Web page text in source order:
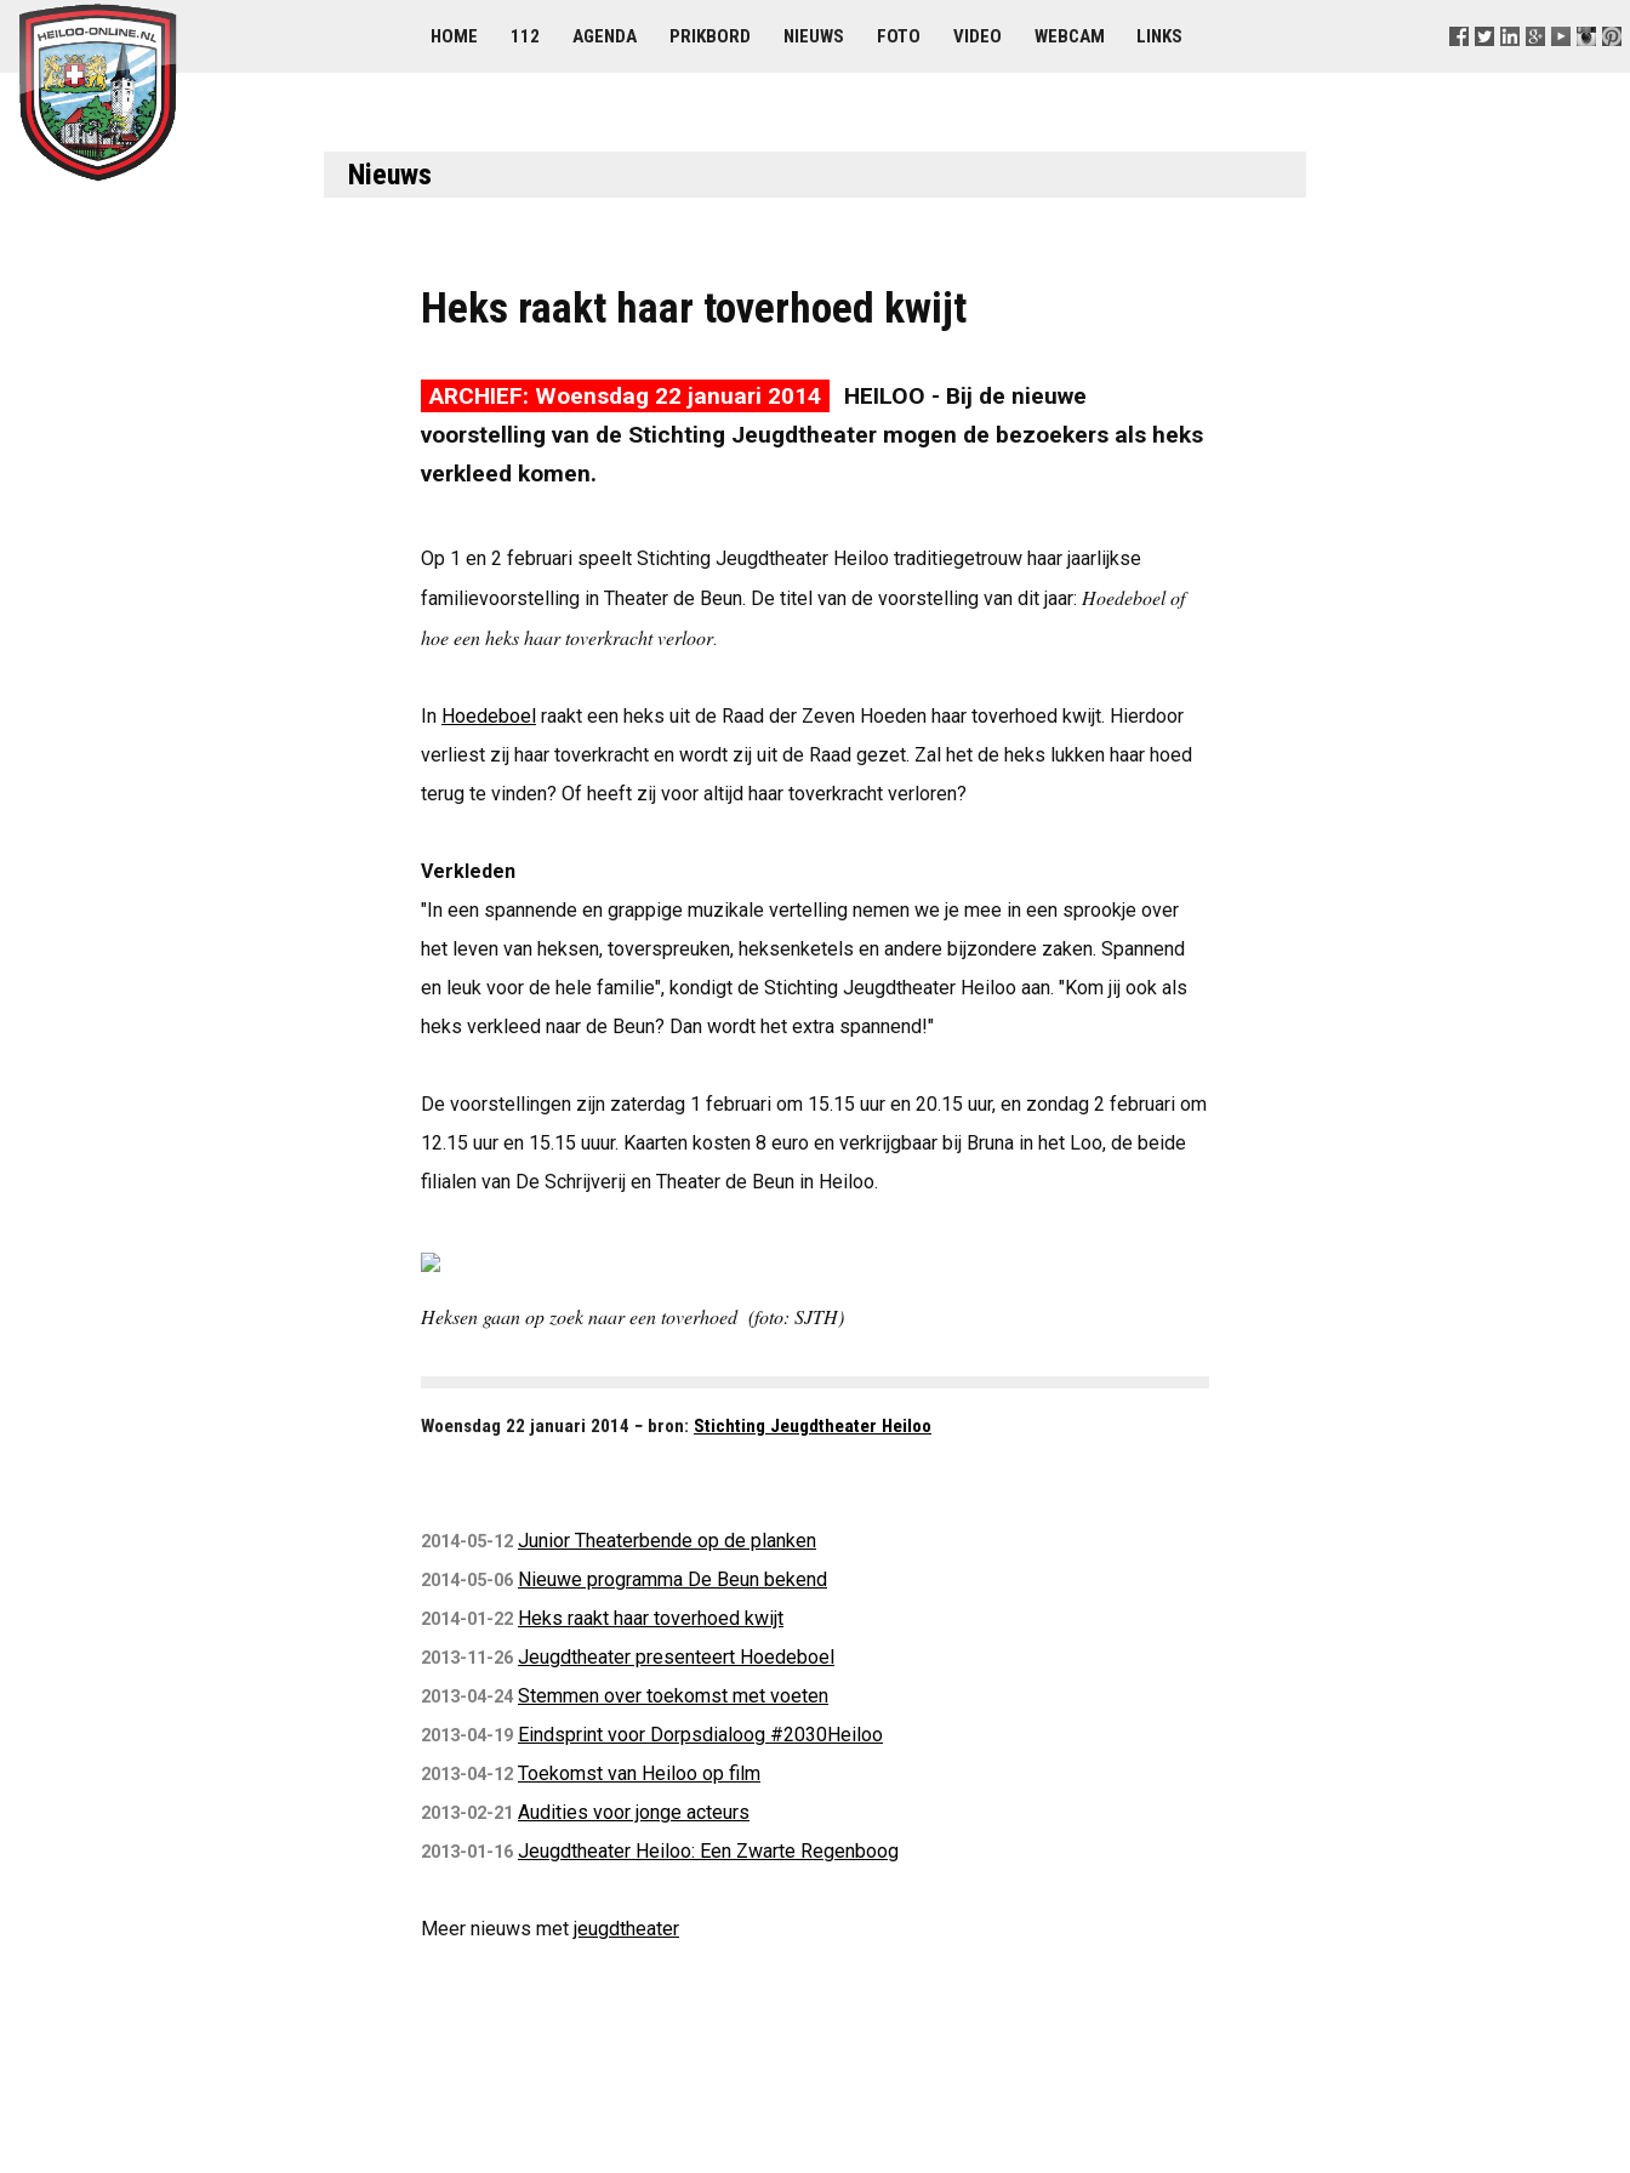
HOME 112 AGENDA PRIKBORD NIEUWS FOTO VIDEO WEBCAM LINKS
Nieuws
Heks raakt haar toverhoed kwijt
ARCHIEF: Woensdag 22 januari 2014
HEILOO - Bij de nieuwe
voorstelling van de Stichting Jeugdtheater mogen de bezoekers als heks
verkleed komen.
Op 1 en 2 februari speelt Stichting Jeugdtheater Heiloo traditiegetrouw haar jaarlijkse
familievoorstelling in Theater de Beun. De titel van de voorstelling van dit jaar: Hoedeboel of
hoe een heks haar toverkracht verloor.
In Hoedeboel raakt een heks uit de Raad der Zeven Hoeden haar toverhoed kwijt. Hierdoor
verliest zij haar toverkracht en wordt zij uit de Raad gezet. Zal het de heks lukken haar hoed
terug te vinden? Of heeft zij voor altijd haar toverkracht verloren?
Verkleden
"In een spannende en grappige muzikale vertelling nemen we je mee in een sprookje over
het leven van heksen, toverspreuken, heksenketels en andere bijzondere zaken. Spannend
en leuk voor de hele familie", kondigt de Stichting Jeugdtheater Heiloo aan. "Kom jij ook als
heks verkleed naar de Beun? Dan wordt het extra spannend!"
De voorstellingen zijn zaterdag 1 februari om 15.15 uur en 20.15 uur, en zondag 2 februari om
12.15 uur en 15.15 uuur. Kaarten kosten 8 euro en verkrijgbaar bij Bruna in het Loo, de beide
filialen van De Schrijverij en Theater de Beun in Heiloo.
Heksen gaan op zoek naar een toverhoed (foto: SJTH)
Woensdag 22 januari 2014 − bron: Stichting Jeugdtheater Heiloo
2014-05-12 Junior Theaterbende op de planken
2014-05-06 Nieuwe programma De Beun bekend
2014-01-22 Heks raakt haar toverhoed kwijt
2013-11-26 Jeugdtheater presenteert Hoedeboel
2013-04-24 Stemmen over toekomst met voeten
2013-04-19 Eindsprint voor Dorpsdialoog #2030Heiloo
2013-04-12 Toekomst van Heiloo op film
2013-02-21 Audities voor jonge acteurs
2013-01-16 Jeugdtheater Heiloo: Een Zwarte Regenboog
Meer nieuws met jeugdtheater